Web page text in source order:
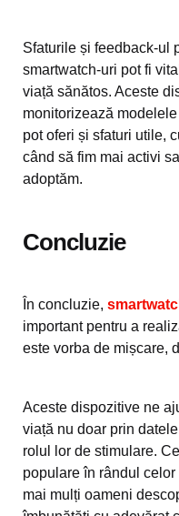
Sfaturile și feedback-ul
smartwatch-uri pot fi
viață sănătos. Aceste
monitorizează
pot oferi și sfaturi utile,
când să fim mai activi
adoptăm.
Concluzie
În concluzie,
important pentru a
este vorba de mișcare,
Aceste dispozitive ne
viață nu doar prin
rolul lor de stimulare.
populare în rândul
mai mulți oameni